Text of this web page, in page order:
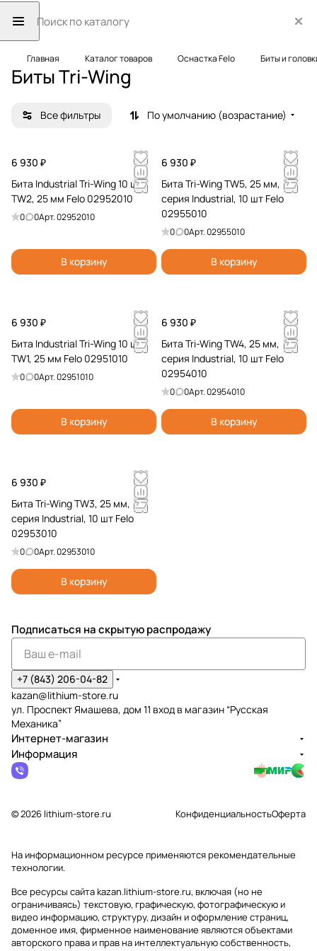
Главная Каталог товаров Оснастка Felo Биты и
Биты Tri-Wing
Все фильтры По умолчанию (возрастание)
6 930 ₽
Бита Industrial Tri-Wing 10 шт,
TW2, 25 мм Felo 02952010
0 0Арт.02952010
В корзину
6 930 ₽
Бита Tri-Wing TW5, 25 мм,
серия Industrial, 10 шт Felo
02955010
0 0Арт.02955010
В корзину
6 930 ₽
Бита Industrial Tri-Wing 10 шт,
TW1, 25 мм Felo 02951010
0 0Арт.02951010
В корзину
6 930 ₽
Бита Tri-Wing TW4, 25 мм,
серия Industrial, 10 шт Felo
02954010
0 0Арт.02954010
В корзину
6 930 ₽
Бита Tri-Wing TW3, 25 мм,
серия Industrial, 10 шт Felo
02953010
0 0Арт.02953010
В корзину
Подписаться на скрытую распродажу
+7 (843) 206-04-82
kazan@lithium-store.ru
ул. Проспект Ямашева, дом 11 вход в магазин “Русская
Механика”
Интернет-магазин
Информация
© 2026 lithium-store.ru КонфиденциальностьОферта
На информационном ресурсе применяютсярекомендательные
технологии.
Все ресурсы сайта kazan.lithium-store.ru, включая (но не
ограничиваясь) текстовую, графическую, фотографическую и
видео информацию, структуру, дизайн и оформление страниц,
доменное имя, фирменное наименование являются объектами
авторского права и прав на интеллектуальную собственность,